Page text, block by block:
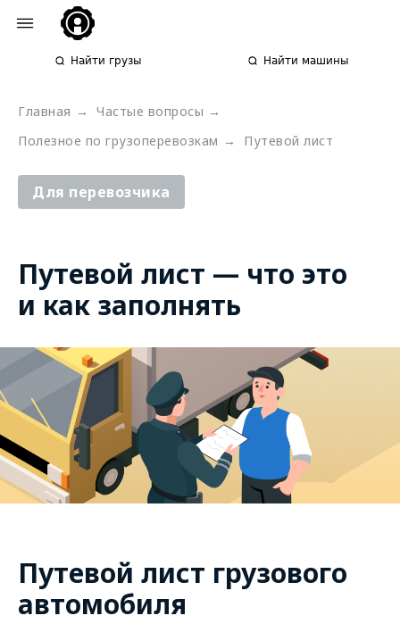
Найти грузы Найти машины
Главная → Частые вопросы →
Полезное по грузоперевозкам → Путевой лист
Для перевозчика
Путевой лист — что это
и как заполнять
Путевой лист грузового
автомобиля